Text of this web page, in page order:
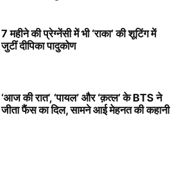
7 महीने की प्रेग्नेंसी में भी ‘राका’ की शूटिंग में
जुटीं दीपिका पादुकोण
‘आज की रात’, ‘पायल’ और ‘क़त्ल’ के BTS ने
जीता फैंस का दिल, सामने आई मेहनत की कहानी